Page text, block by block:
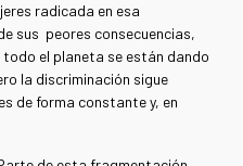
radicada en esa
sus peores consecuencias,
todo el planeta se están dando
la discriminación sigue
de forma constante y, en